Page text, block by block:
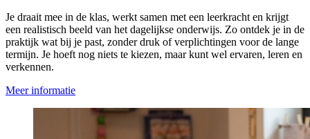
Je draait mee in de klas, werkt samen met een leerkracht en krijgt
een realistisch beeld van het dagelijkse onderwijs. Zo ontdek je in de
praktijk wat bij je past, zonder druk of verplichtingen voor de lange
termijn. Je hoeft nog niets te kiezen, maar kunt wel ervaren, leren en
verkennen.
Meer informatie